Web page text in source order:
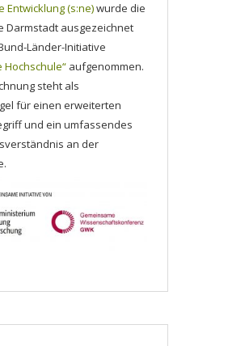
Entwicklung (s:ne)wurde die
Darmstadt ausgezeichnet
Länder-Initiative
Hochschule“ aufgenommen.
steht als
für einen erweiterten
und ein umfassendes
an der